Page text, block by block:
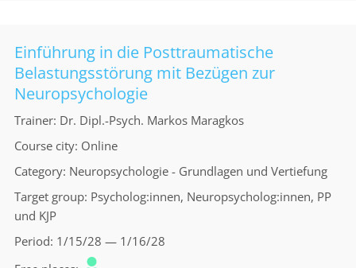
Einführung in die Posttraumatische
Belastungsstörung mit Bezügen zur
Neuropsychologie
Trainer Dr. Dipl.-Psych. Markos Maragkos
Course city Online
Category Neuropsychologie - Grundlagen und Vertiefung
Target group Psycholog:innen, Neuropsycholog:innen, PP
und KJP
Period 1/15/28 — 1/16/28